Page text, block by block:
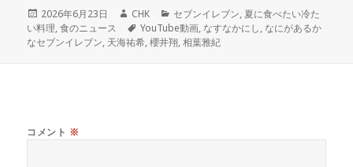
投
稿
日:
2026年6月23日
作
成
者
CHK
カ
テ
ゴ
セブンイレブン, 夏に食べたい冷た
い料理,食のニュース
タ
グ
YouTube動画, なすなかにし, なにがあるか
なセブンイレブン, 天海祐希,櫻井翔,相葉雅紀
コメント ※